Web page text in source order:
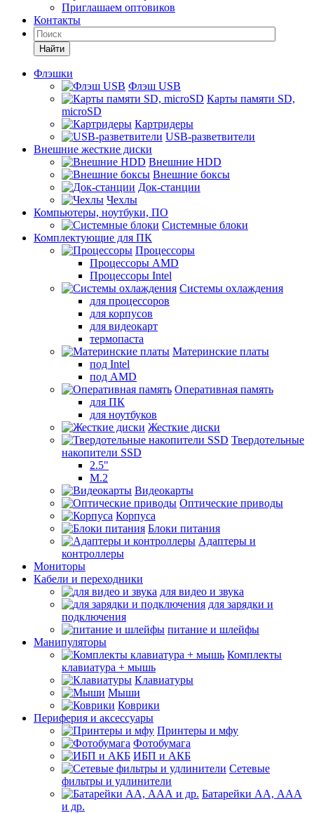
Приглашаем оптовиков
Контакты
Найти
Флэшки
Флэш USB
Карты памяти SD,
microSD
Картридеры
USB-разветвители
Внешние жесткие диски
Внешние HDD
Внешние боксы
Док-станции
Чехлы
Компьютеры, ноутбуки, ПО
Системные блоки
Комплектующие для ПК
Процессоры
Процессоры AMD
Процессоры Intel
Системы охлаждения
для процессоров
для корпусов
для видеокарт
термопаста
Материнские платы
под Intel
под AMD
Оперативная память
для ПК
для ноутбуков
Жесткие диски
Твердотельные
накопители SSD
2.5"
M.2
Видеокарты
Оптические приводы
Корпуса
Блоки питания
Адаптеры и
контроллеры
Мониторы
Кабели и переходники
для видео и звука
для зарядки и
подключения
питание и шлейфы
Манипуляторы
Комплекты
клавиатура + мышь
Клавиатуры
Мыши
Коврики
Периферия и аксессуары
Принтеры и мфу
Фотобумага
ИБП и АКБ
Сетевые
фильтры и удлинители
Батарейки АА, ААА
и др.